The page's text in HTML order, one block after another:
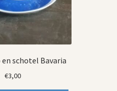
schotel Bavaria
€3,00